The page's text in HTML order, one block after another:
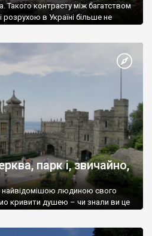
Такого контрасту між багатством
розрухою в Україні більше не
парк і, звичайно,
найвідомішою людиною свого
кривити душею – чи знали ви це